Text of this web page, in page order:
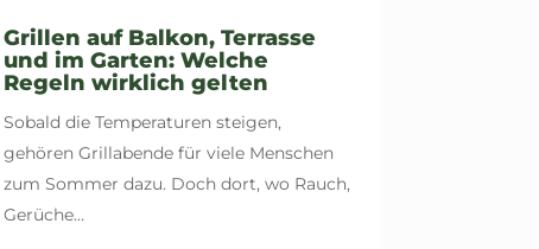
Grillen auf Balkon, Terrasse
und im Garten: Welche
Regeln wirklich gelten
Sobald die Temperaturen steigen,
gehören Grillabende für viele Menschen
zum Sommer dazu. Doch dort, wo Rauch,
Gerüche...